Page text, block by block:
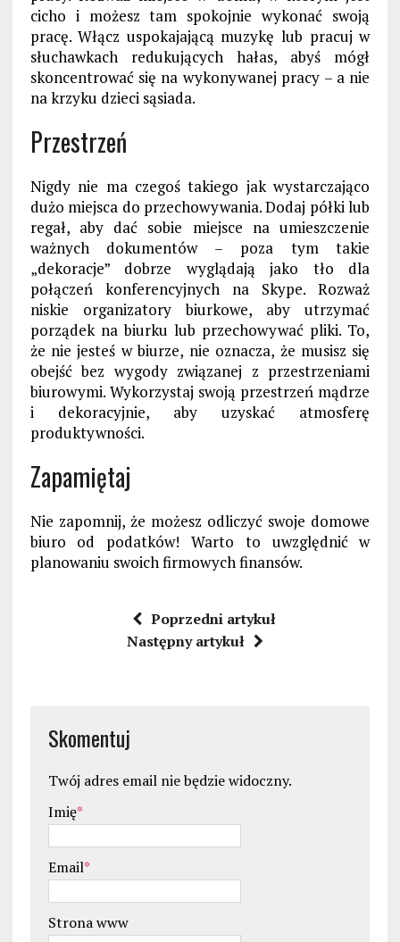
cicho i możesz tam spokojnie wykonać swoją
pracę. Włącz uspokajającą muzykę lub pracuj w
słuchawkach redukujących hałas, abyś mógł
skoncentrować się na wykonywanej pracy – a nie
na krzyku dzieci sąsiada.
Przestrzeń
Nigdy nie ma czegoś takiego jak wystarczająco
dużo miejsca do przechowywania. Dodaj półki lub
regał, aby dać sobie miejsce na umieszczenie
ważnych dokumentów – poza tym takie
„dekoracje” dobrze wyglądają jako tło dla
połączeń konferencyjnych na Skype. Rozważ
niskie organizatory biurkowe, aby utrzymać
porządek na biurku lub przechowywać pliki. To,
że nie jesteś w biurze, nie oznacza, że musisz się
obejść bez wygody związanej z przestrzeniami
biurowymi. Wykorzystaj swoją przestrzeń mądrze
i dekoracyjnie, aby uzyskać atmosferę
produktywności.
Zapamiętaj
Nie zapomnij, że możesz odliczyć swoje domowe
biuro od podatków! Warto to uwzględnić w
planowaniu swoich firmowych finansów.
Poprzedni artykuł
Następny artykuł
Skomentuj
Twój adres email nie będzie widoczny.
Imię*
Email*
Strona www